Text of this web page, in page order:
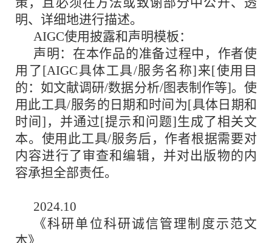
明、详细地进行描述。
AIGC使用披露和声明模板：
声明：在本作品的准备过程中，作者使
用了[AIGC具体工具/服务名称]来[使用目
的：如文献调研/数据分析/图表制作等]。使
用此工具/服务的日期和时间为[具体日期和
时间]，并通过[提示和问题]生成了相关文
本。使用此工具/服务后，作者根据需要对
内容进行了审查和编辑，并对出版物的内
容承担全部责任。
2024.10
《科研单位科研诚信管理制度示范文